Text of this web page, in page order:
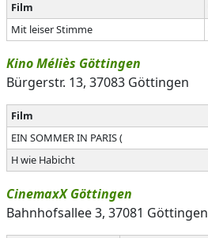
Film
Mit leiser Stimme
Kino Méliès Göttingen
Bürgerstr. 13, 37083 Göttingen
Film
EIN SOMMER IN PARIS (
H wie Habicht
CinemaxX Göttingen
Bahnhofsallee 3, 37081 Göttingen